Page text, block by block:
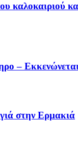
– Εκκενώνεται
στην Ερμακιά